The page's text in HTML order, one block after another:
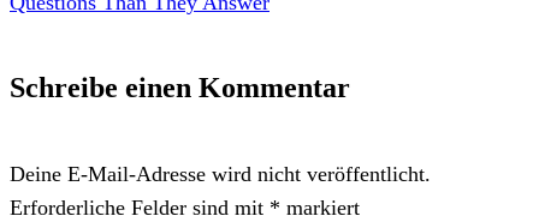
Schreibe einen Kommentar
Deine E-Mail-Adresse wird nicht veröffentlicht.
Erforderliche Felder sind mit * markiert